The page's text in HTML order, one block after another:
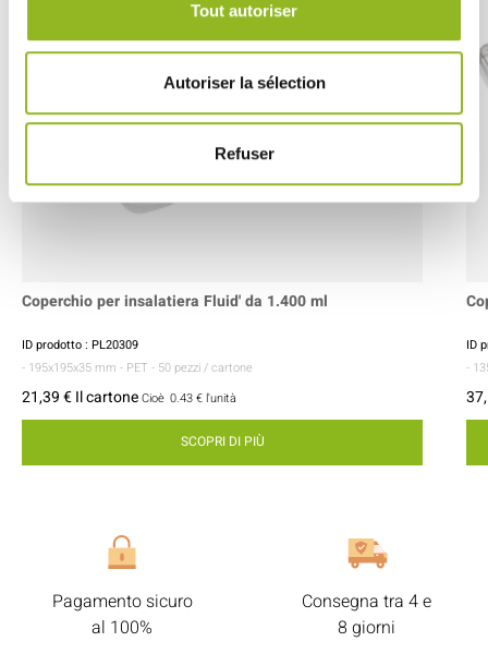
Tout autoriser
Autoriser la sélection
Refuser
Coperchio per insalatiera Fluid' da 1.400 ml
ID prodotto : PL20309
- 195x195x35 mm - PET - 50 pezzi / cartone
21,39 € Il cartoneCioè 0.43 € l'unità
SCOPRI DI PIÙ
ID
-
Pagamento sicuro
al 100%
Consegna tra 4 e
8 giorni